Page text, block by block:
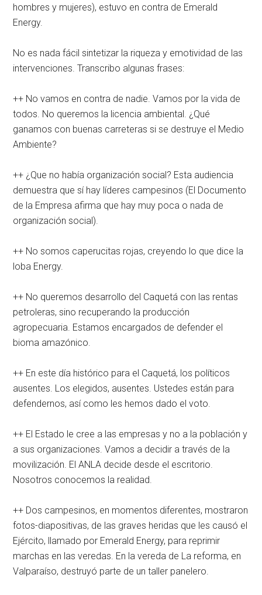
hombres y mujeres), estuvo en contra de Emerald
Energy.
No es nada fácil sintetizar la riqueza y emotividad de las
intervenciones. Transcribo algunas frases:
++ No vamos en contra de nadie. Vamos por la vida de
todos. No queremos la licencia ambiental. ¿Qué
ganamos con buenas carreteras si se destruye el Medio
Ambiente?
++ ¿Que no había organización social? Esta audiencia
demuestra que sí hay líderes campesinos (El Documento
de la Empresa afirma que hay muy poca o nada de
organización social).
++ No somos caperucitas rojas, creyendo lo que dice la
loba Energy.
++ No queremos desarrollo del Caquetá con las rentas
petroleras, sino recuperando la producción
agropecuaria. Estamos encargados de defender el
bioma amazónico.
++ En este día histórico para el Caquetá, los políticos
ausentes. Los elegidos, ausentes. Ustedes están para
defendernos, así como les hemos dado el voto.
++ El Estado le cree a las empresas y no a la población y
a sus organizaciones. Vamos a decidir a través de la
movilización. El ANLA decide desde el escritorio.
Nosotros conocemos la realidad.
++ Dos campesinos, en momentos diferentes, mostraron
fotos-diapositivas, de las graves heridas que les causó el
Ejército, llamado por Emerald Energy, para reprimir
marchas en las veredas. En la vereda de La reforma, en
Valparaíso, destruyó parte de un taller panelero.